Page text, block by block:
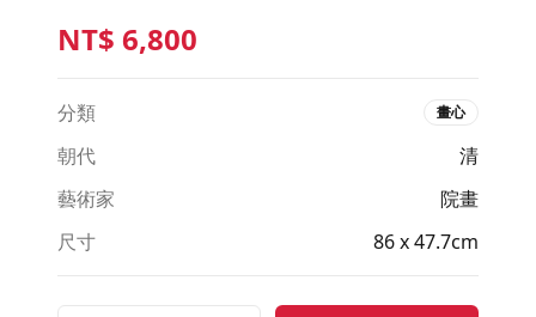
NT$ 6,800
分類 畫心
朝代
清
藝術家
院畫
尺寸
86 x 47.7cm